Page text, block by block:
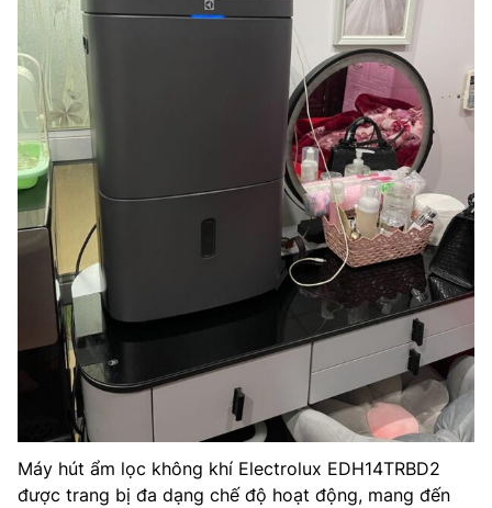
Máy hút ẩm lọc không khí Electrolux EDH14TRBD2
được trang bị đa dạng chế độ hoạt động, mang đến